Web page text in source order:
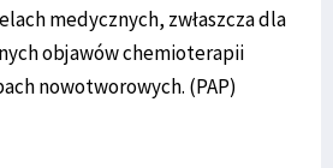
medycznych, zwłaszcza dla
objawów chemioterapii
nowotworowych. (PAP)